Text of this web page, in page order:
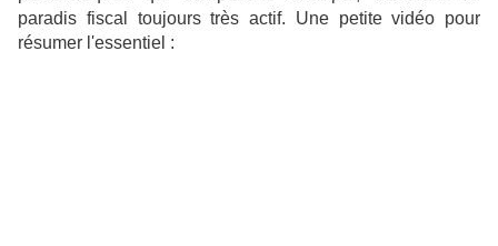
paradis fiscal toujours très actif. Une petite vidéo pour
résumer l'essentiel :